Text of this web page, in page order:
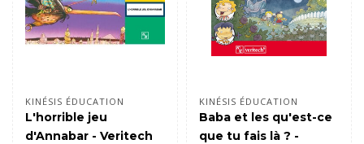
KINÉSIS ÉDUCATION
L'horrible jeu
d'Annabar - Veritech
KINÉSIS ÉDUCATION
Baba et les qu'est-ce
que tu fais là ? -